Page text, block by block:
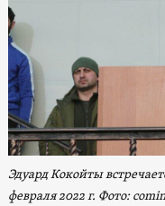
Эдуард Кокойты
февраля 2022 г. Фото: